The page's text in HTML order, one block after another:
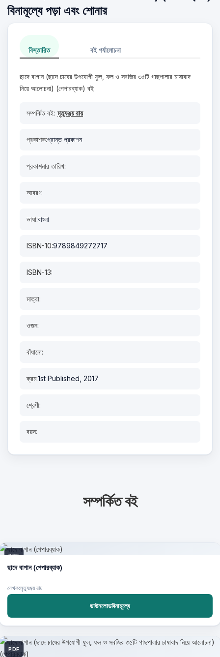
বিনামূল্যে পড়া এবং শোনার
বিস্তারিত বই পর্যালোচনা
ছাদে বাগান (ছাদে চাষের উপযোগী ফুল, ফল ও সবজির ৩৫টি গাছপালার চাষাবাদ
নিয়ে আলোচনা) (পেপারব্যাক) বই
সম্পর্কিত বই: মৃত্যুঞ্জয় রায়
প্রকাশক:প্রান্ত প্রকাশন
প্রকাশনার তারিখ:
আবরণ:
ভাষা:বাংলা
ISBN-10:9789849272717
ISBN-13:
মাত্রা:
ওজন:
বাঁধানো:
ক্রম:1st Published, 2017
শ্রেণী:
বয়স:
সম্পর্কিত বই
PDF
ছাদে বাগান (পেপারব্যাক)
লেখক:মৃত্যুঞ্জয় রায়
ডাউনলোডবিনামূল্যে
PDF